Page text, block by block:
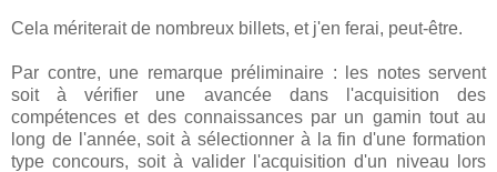
Cela mériterait de nombreux billets, et j'en ferai, peut-être.
Par contre, une remarque préliminaire : les notes servent
soit à vérifier une avancée dans l'acquisition des
compétences et des connaissances par un gamin tout au
long de l'année, soit à sélectionner à la fin d'une formation
type concours, soit à valider l'acquisition d'un niveau lors